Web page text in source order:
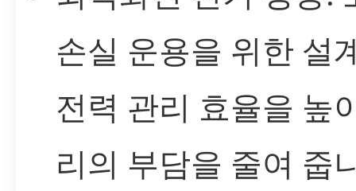
손실 운용을 위한 설
전력 관리 효율을 높
리의 부담을 줄여 줍